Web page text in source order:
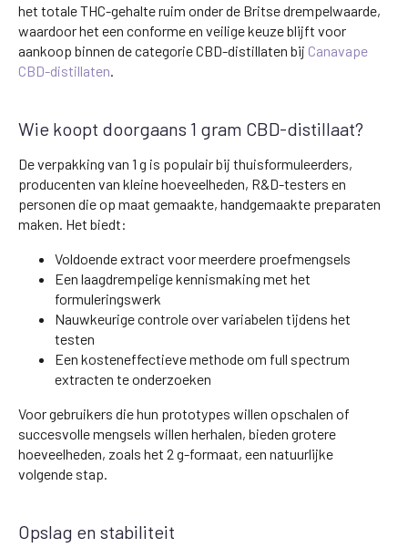
het totale THC-gehalte ruim onder de Britse drempelwaarde,
waardoor het een conforme en veilige keuze blijft voor
aankoop binnen de categorie CBD-distillaten bij Canavape
CBD-distillaten.
Wie koopt doorgaans 1 gram CBD-distillaat?
De verpakking van 1 g is populair bij thuisformuleerders,
producenten van kleine hoeveelheden, R&D-testers en
personen die op maat gemaakte, handgemaakte preparaten
maken. Het biedt:
Voldoende extract voor meerdere proefmengsels
Een laagdrempelige kennismaking met het
formuleringswerk
Nauwkeurige controle over variabelen tijdens het
testen
Een kosteneffectieve methode om full spectrum
extracten te onderzoeken
Voor gebruikers die hun prototypes willen opschalen of
succesvolle mengsels willen herhalen, bieden grotere
hoeveelheden, zoals het 2 g-formaat, een natuurlijke
volgende stap.
Opslag en stabiliteit